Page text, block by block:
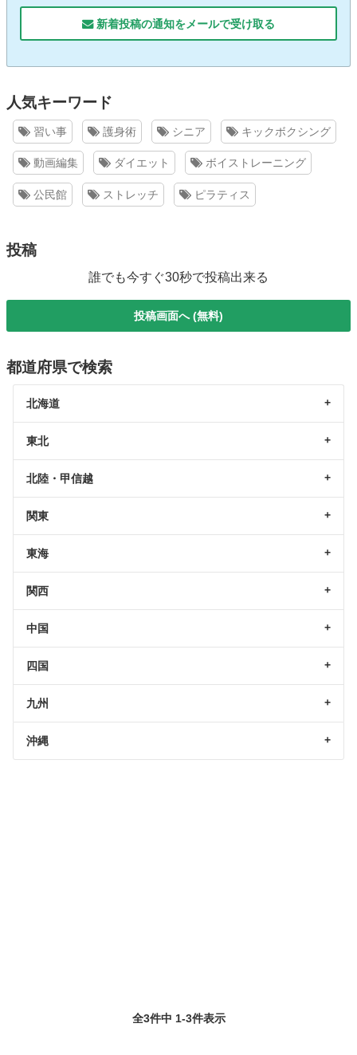
新着投稿の通知をメールで受け取る
人気キーワード
習い事 護身術 シニア キックボクシング
動画編集 ダイエット ボイストレーニング
公民館 ストレッチ ピラティス
投稿
誰でも今すぐ30秒で投稿出来る
投稿画面へ (無料)
都道府県で検索
北海道
東北
北陸・甲信越
関東
東海
関西
中国
四国
九州
沖縄
全3件中 1-3件表示